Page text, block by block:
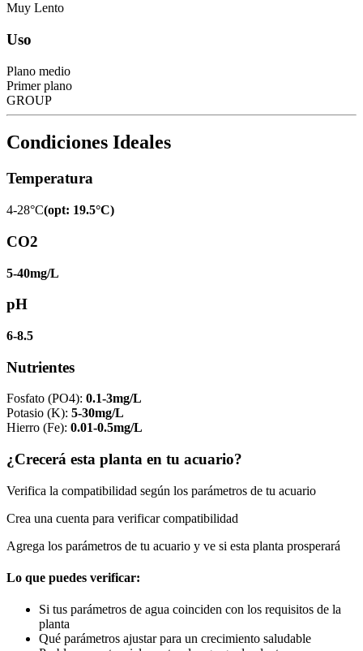
Muy Lento
Uso
Plano medio
Primer plano
GROUP
Condiciones Ideales
Temperatura
4-28°C(opt: 19.5°C)
CO2
5-40mg/L
pH
6-8.5
Nutrientes
Fosfato (PO4): 0.1-3mg/L
Potasio (K): 5-30mg/L
Hierro (Fe): 0.01-0.5mg/L
¿Crecerá esta planta en tu acuario?
Verifica la compatibilidad según los parámetros de tu acuario
Crea una cuenta para verificar compatibilidad
Agrega los parámetros de tu acuario y ve si esta planta prosperará
Lo que puedes verificar:
Si tus parámetros de agua coinciden con los requisitos de la
planta
Qué parámetros ajustar para un crecimiento saludable